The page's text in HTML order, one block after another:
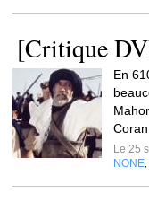
[Critique
En
Le 25
NONE